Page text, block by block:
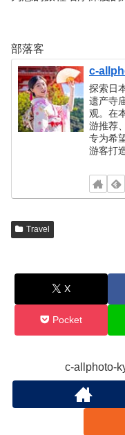
部落客
c-
探索日
遗产寺
观。在
游推荐
专为希
游客打
Travel
X
Pocket
c-allphoto-